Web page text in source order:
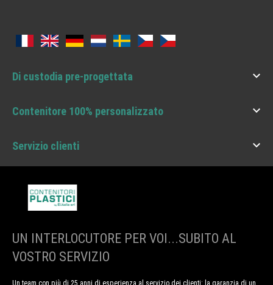
Di custodia pre-progettata 
Contenitore 100% personalizzato 
Servizio clienti 
UN INTERLOCUTORE PER VOI...SUBITO AL
VOSTRO SERVIZIO
Un team con più di 25 anni di esperienza al servizio dei clienti: la garanzia di un